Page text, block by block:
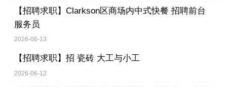
【招聘求职】 Clarkson区商场内中式快餐 招聘前台
服务员
2026-06-13
【招聘求职】 招 瓷砖 大工与小工
2026-06-12